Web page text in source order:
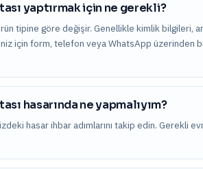
yaptırmak için ne gerekli?
tipine göre değişir. Genellikle kimlik bilgileri,
için form, telefon veya WhatsApp üzerinden
hasarında ne yapmalıyım?
hasar ihbar adımlarını takip edin. Gerekli